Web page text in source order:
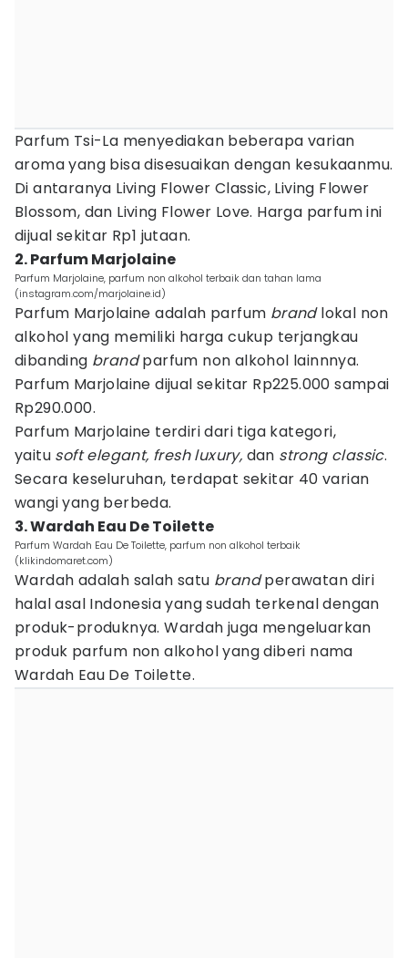
Parfum Tsi-La menyediakan beberapa varian
aroma yang bisa disesuaikan dengan kesukaanmu.
Di antaranya Living Flower Classic, Living Flower
Blossom, dan Living Flower Love. Harga parfum ini
dijual sekitar Rp1 jutaan.
2. Parfum Marjolaine
Parfum Marjolaine, parfum non alkohol terbaik dan tahan lama
(instagram.com/marjolaine.id)
Parfum Marjolaine adalah parfum brandlokal non
alkohol yang memiliki harga cukup terjangkau
dibanding brandparfum non alkohol lainnnya.
Parfum Marjolaine dijual sekitar Rp225.000 sampai
Rp290.000.
Parfum Marjolaine terdiri dari tiga kategori,
yaitu soft elegant, fresh luxury, dan strong classic.
Secara keseluruhan, terdapat sekitar 40 varian
wangi yang berbeda.
3. Wardah Eau De Toilette
Parfum Wardah Eau De Toilette, parfum non alkohol terbaik
(klikindomaret.com)
Wardah adalah salah satu brandperawatan diri
halal asal Indonesia yang sudah terkenal dengan
produk-produknya. Wardah juga mengeluarkan
produk parfum non alkohol yang diberi nama
Wardah Eau De Toilette.